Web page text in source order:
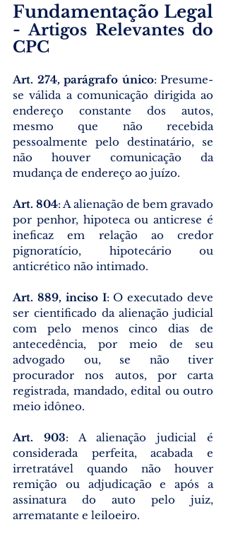
Fundamentação Legal
- Artigos Relevantes do
CPC
Art. 274, parágrafo único: Presume-
se válida a comunicação dirigida ao
endereço constante dos autos,
mesmo que não recebida
pessoalmente pelo destinatário, se
não houver comunicação da
mudança de endereço ao juízo.
Art. 804: A alienação de bem gravado
por penhor, hipoteca ou anticrese é
ineficaz em relação ao credor
pignoratício, hipotecário ou
anticrético não intimado.
Art. 889, inciso I: O executado deve
ser cientificado da alienação judicial
com pelo menos cinco dias de
antecedência, por meio de seu
advogado ou, se não tiver
procurador nos autos, por carta
registrada, mandado, edital ou outro
meio idôneo.
Art. 903: A alienação judicial é
considerada perfeita, acabada e
irretratável quando não houver
remição ou adjudicação e após a
assinatura do auto pelo juiz,
arrematante e leiloeiro.